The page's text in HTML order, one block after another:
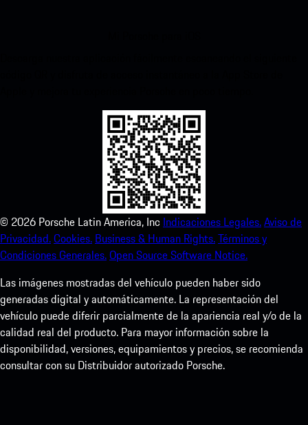
© 2026 Porsche Latin America, Inc Indicaciones Legales.Aviso de
Privacidad.Cookies. Business & Human Rights.Términos y
Condiciones Generales.Open Source Software Notice.
Las imágenes mostradas del vehículo pueden haber sido
generadas digital y automáticamente. La representación del
vehículo puede diferir parcialmente de la apariencia real y/o de la
calidad real del producto. Para mayor información sobre la
disponibilidad, versiones, equipamientos y precios, se recomienda
consultar con su Distribuidor autorizado Porsche.